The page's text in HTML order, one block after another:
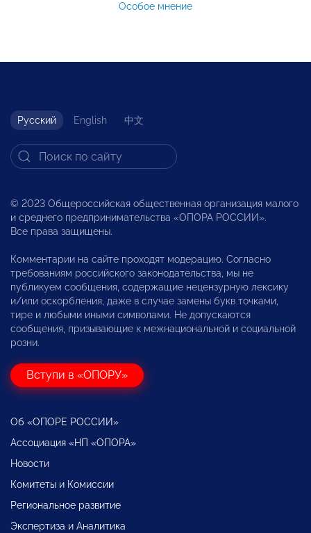
Особое мнение
Русский English 中文
© 2023 Общероссийская общественная организация малого
и среднего предпринимательства «ОПОРА РОССИИ».
Все права защищены.
Комментарии на сайте проходят модерацию. Согласно
требованиям российского законодательства, мы не
публикуем сообщения, содержащие нецензурную лексику
и/или оскорбления, даже в случае замены букв точками,
тире и любыми иными символами. Не допускаются
сообщения, призывающие к межнациональной и социальной
розни.
Вступи в «ОПОРУ»
Об «ОПОРЕ РОССИИ»
Ассоциация «НП «ОПОРА»
Новости
Комитеты и Комиссии
Региональное развитие
Экспертиза и Аналитика